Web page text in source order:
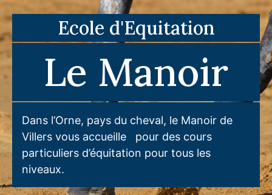
Ecole d'Equitation
Le Manoir
Dans l’Orne, pays du cheval, le Manoir de
Villers vous accueille pour des cours
particuliers d’équitation pour tous les
niveaux.